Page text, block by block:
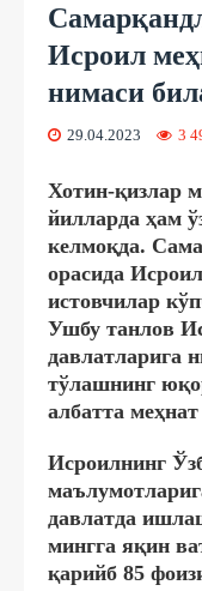
Исроил
нимаси
29.04.2023 3
Хотин-қизлар
йилларда ҳам
келмоқда.
орасида
истовчилар
Ушбу танлов
давлатларига
тўлашнинг
албатта
Исроилнинг
давлатда
мингга яқин
қарийб 85